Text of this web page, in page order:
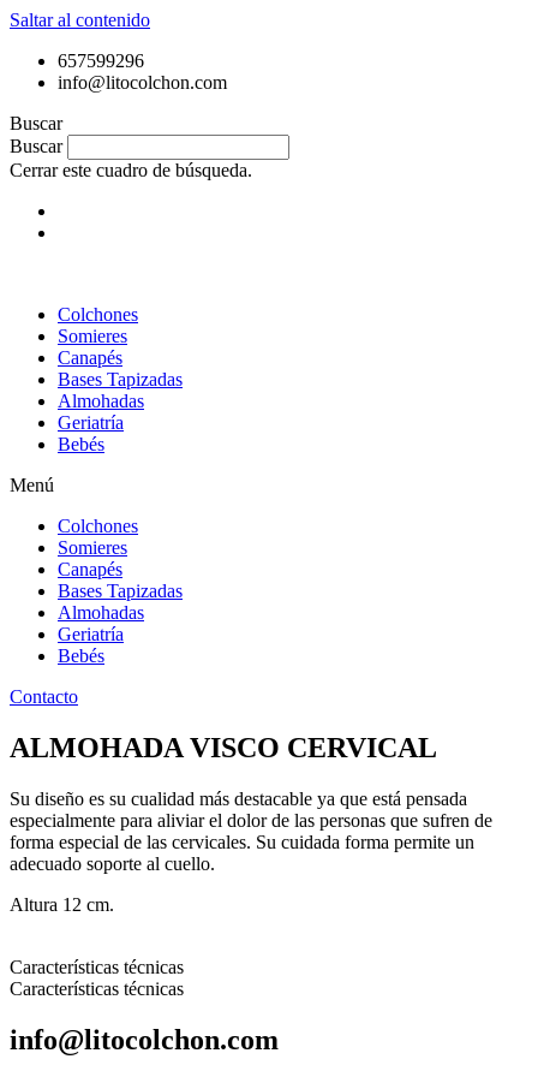
Saltar al contenido
657599296
info@litocolchon.com
Buscar
Buscar
Cerrar este cuadro de búsqueda.
Colchones
Somieres
Canapés
Bases Tapizadas
Almohadas
Geriatría
Bebés
Menú
Colchones
Somieres
Canapés
Bases Tapizadas
Almohadas
Geriatría
Bebés
Contacto
ALMOHADA VISCO CERVICAL
Su diseño es su cualidad más destacable ya que está pensada
especialmente para aliviar el dolor de las personas que sufren de
forma especial de las cervicales. Su cuidada forma permite un
adecuado soporte al cuello.
Altura 12 cm.
Características técnicas
Características técnicas
info@litocolchon.com